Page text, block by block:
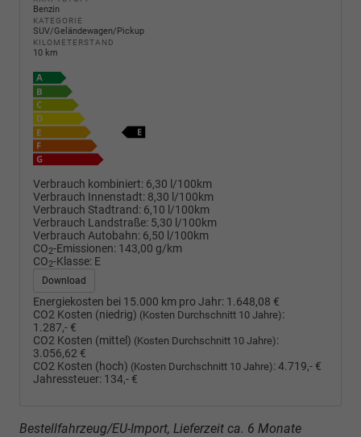
Benzin
KATEGORIE
SUV/Geländewagen/Pickup
KILOMETERSTAND
10 km
Verbrauch kombiniert: 6,30 l/100km
Verbrauch Innenstadt: 8,30 l/100km
Verbrauch Stadtrand: 6,10 l/100km
Verbrauch Landstraße: 5,30 l/100km
Verbrauch Autobahn: 6,50 l/100km
CO2-Emissionen: 143,00 g/km
CO2-Klasse: E
Download
Energiekosten bei 15.000 km pro Jahr: 1.648,08 €
CO2 Kosten (niedrig) (Kosten Durchschnitt 10 Jahre):
1.287,- €
CO2 Kosten (mittel) (Kosten Durchschnitt 10 Jahre):
3.056,62 €
CO2 Kosten (hoch) (Kosten Durchschnitt 10 Jahre):4.719,- €
Jahressteuer: 134,- €
Bestellfahrzeug/EU-Import, Lieferzeit ca. 6 Monate